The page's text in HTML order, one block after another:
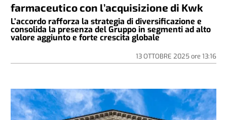
farmaceutico con l’acquisizione di Kwk
L’accordo rafforza la strategia di diversificazione e
consolida la presenza del Gruppo in segmenti ad alto
valore aggiunto e forte crescita globale
13 OTTOBRE 2025ore 13:16